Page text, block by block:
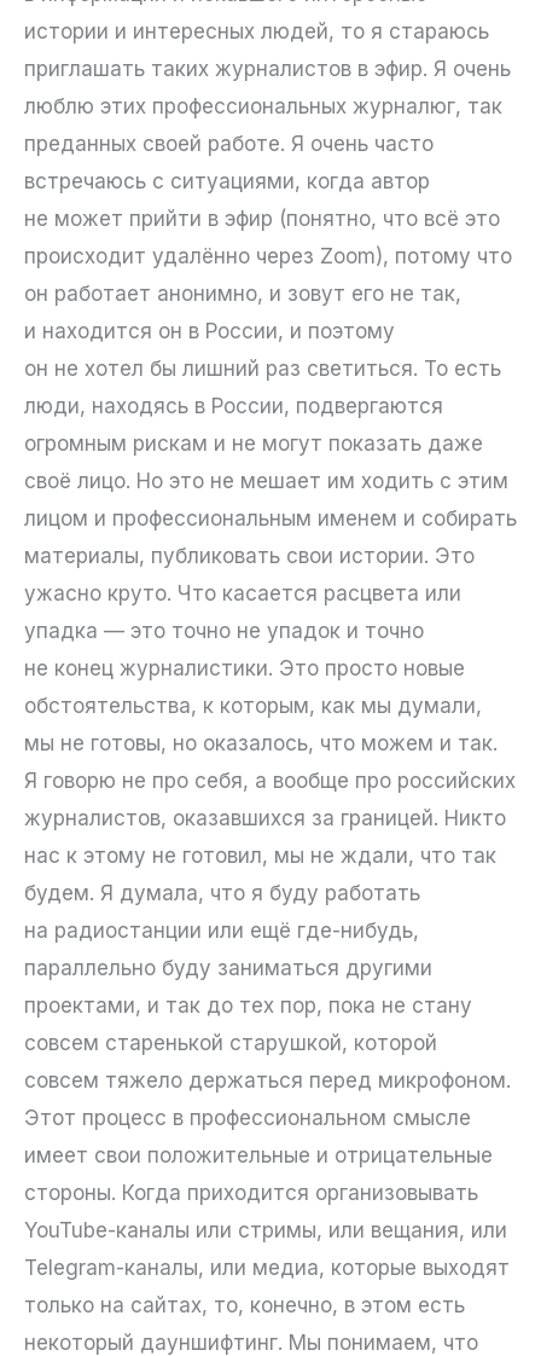
истории и интересных людей, то я стараюсь
приглашать таких журналистов в эфир. Я очень
люблю этих профессиональных журналюг, так
преданных своей работе. Я очень часто
встречаюсь с ситуациями, когда автор
не может прийти в эфир (понятно, что всё это
происходит удалённо через Zoom), потому что
он работает анонимно, и зовут его не так,
и находится он в России, и поэтому
он не хотел бы лишний раз светиться. То есть
люди, находясь в России, подвергаются
огромным рискам и не могут показать даже
своё лицо. Но это не мешает им ходить с этим
лицом и профессиональным именем и собирать
материалы, публиковать свои истории. Это
ужасно круто. Что касается расцвета или
упадка — это точно не упадок и точно
не конец журналистики. Это просто новые
обстоятельства, к которым, как мы думали,
мы не готовы, но оказалось, что можем и так.
Я говорю не про себя, а вообще про российских
журналистов, оказавшихся за границей. Никто
нас к этому не готовил, мы не ждали, что так
будем. Я думала, что я буду работать
на радиостанции или ещё где-нибудь,
параллельно буду заниматься другими
проектами, и так до тех пор, пока не стану
совсем старенькой старушкой, которой
совсем тяжело держаться перед микрофоном.
Этот процесс в профессиональном смысле
имеет свои положительные и отрицательные
стороны. Когда приходится организовывать
YouTube-каналы или стримы, или вещания, или
Telegram-каналы, или медиа, которые выходят
только на сайтах, то, конечно, в этом есть
некоторый дауншифтинг. Мы понимаем, что